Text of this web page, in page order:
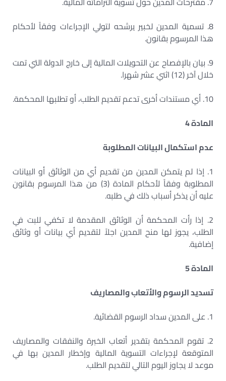
8. تسمية المدين لخبير يرشحه لتولي الإجراءات وفقاً لأحكام
هذا المرسوم بقانون.
9. بيان بالإفصاح عن التحويلات المالية إلى خارج الدولة التي تمت
خلال آخر (12) اثني عشر شهرا.
10. أي مستندات أخرى تدعم تقديم الطلب، أو تطلبها المحكمة.
المادة 4
عدم استكمال البيانات المطلوبة
1. إذا لم يتمكن المدين من تقديم أي من الوثائق أو البيانات
المطلوبة وفقاً لأحكام المادة (3) من هذا المرسوم بقانون
عليه أن يذكر أسباب ذلك في طلبه.
2. إذا رأت المحكمة أن الوثائق المقدمة لا تكفي للبت في
الطلب، يجوز لها منح المدين اجلاً لتقديم أي بيانات أو وثائق
إضافية.
المادة 5
تسديد الرسوم والأتعاب والمصاريف
1. على المدين سداد الرسوم القضائية.
2. تقوم المحكمة بتقدير أتعاب الخبرة والنفقات والمصاريف
المتوقعة لإجراءات التسوية المالية وإخطار المدين بها في
موعد لا يجاوز اليوم التالي لتقديم الطلب.